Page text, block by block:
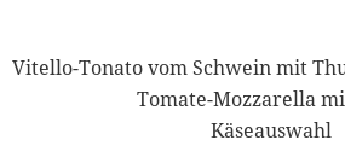
Vitello-Tonato vom Schwein mit
Tomate-Mozzarella
Käseauswahl